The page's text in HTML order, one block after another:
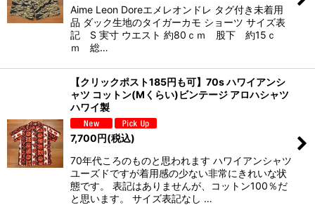
Aime Leon Doreエメレオンドレ タグ付き未着用
品 ダック生地のタイガーカモ ショーツ サイズ表
記 S 実寸 ウエスト 約80ｃｍ 股下 約15ｃ
ｍ 総…
【クリックポスト185円も可】70s ハワイアンシ
ャツ コットン(Mくらい)ビンテージ アロハシャツ
ハワイ製
7,700円(税込)
70年代ころのものと思われます ハワイアンシャツ
ユーズドですが着用感の少ない非常にきれいな状
態です。 表記はありませんが、コットン100％だ
と思います。 サイズ表記なし …